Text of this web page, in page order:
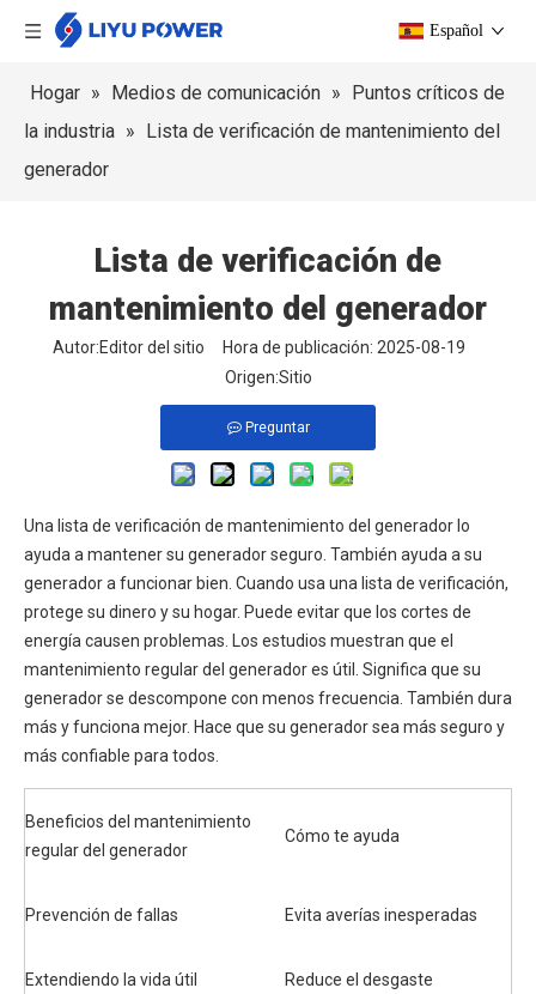
Español
Hogar » Medios de comunicación » Puntos críticos de
la industria » Lista de verificación de mantenimiento del
generador
Lista de verificación de
mantenimiento del generador
Autor:Editor del sitio Hora de publicación: 2025-08-19
Origen:Sitio
Preguntar
Una lista de verificación de mantenimiento del generador lo
ayuda a mantener su generador seguro. También ayuda a su
generador a funcionar bien. Cuando usa una lista de verificación,
protege su dinero y su hogar. Puede evitar que los cortes de
energía causen problemas. Los estudios muestran que el
mantenimiento regular del generador es útil. Significa que su
generador se descompone con menos frecuencia. También dura
más y funciona mejor. Hace que su generador sea más seguro y
más confiable para todos.
Beneficios del mantenimiento
regular del generador
Cómo te ayuda
Prevención de fallas Evita averías inesperadas
Extendiendo la vida útil Reduce el desgaste